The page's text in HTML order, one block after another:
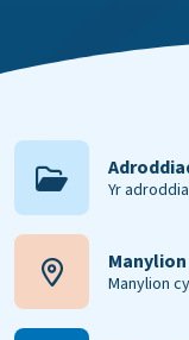
Yr
Manylion